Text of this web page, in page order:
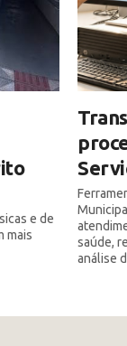
e de
mais
saúde,
análise